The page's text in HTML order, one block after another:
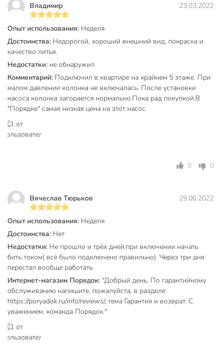
15/9-25 подключите вилку в розетку электропитания и
поверните ручку трех позиционного переключателя в
положение №2 (автоматический режим).
насос в положение №3 (ручной режим) , если в магистрали
отсутствует вода. Если необходимо удалить воздух из
насоса, медленно отворачивайте крышку выпуска воздуха.
При выпуске воздуха возможно вытекание небольшого
количества воды.Перед проведением операции удаления
воздуха, все электрические узлы должны быть защищены
от попадания на них воды.
Техническая информация
Длина кабеля, м
Страна производства
Диаметр резьбы выходящего
отверстия
1/2
Защита от перегрева
без защиты от
перегрева
Защита от сухого хода
Вид насоса
Владимир 23.03.2022
Опыт использования: Неделя
Достоинства: Недорогой, хороший внешний вид, покраска и
качество литья.
Недостатки: не обнаружил
Комментарий: Подключил в квартире на крайнем 5 этаже. При
малом давлении колонка не включалась. После установки
насоса колонка загорается нормально.Пока рад покупкой.В
"Порядке" самая низкая цена на этот насос.
9 0
Вячеслав Тюрьков 29.06.2022
Опыт использования: Неделя
Достоинства: Нет
Недостатки: Не прошло и трёх дней.при включении начать
бить током( всё было подключено правильно). Через три дня
перестал вообще работать
Интернет-магазин Порядок: "Добрый день. По гарантийному
обслуживанию напишите, пожалуйста, в разделе:
https://poryadok.ru/info/reviews/, тема Гарантия и возврат. С
уважением, команда Порядок."